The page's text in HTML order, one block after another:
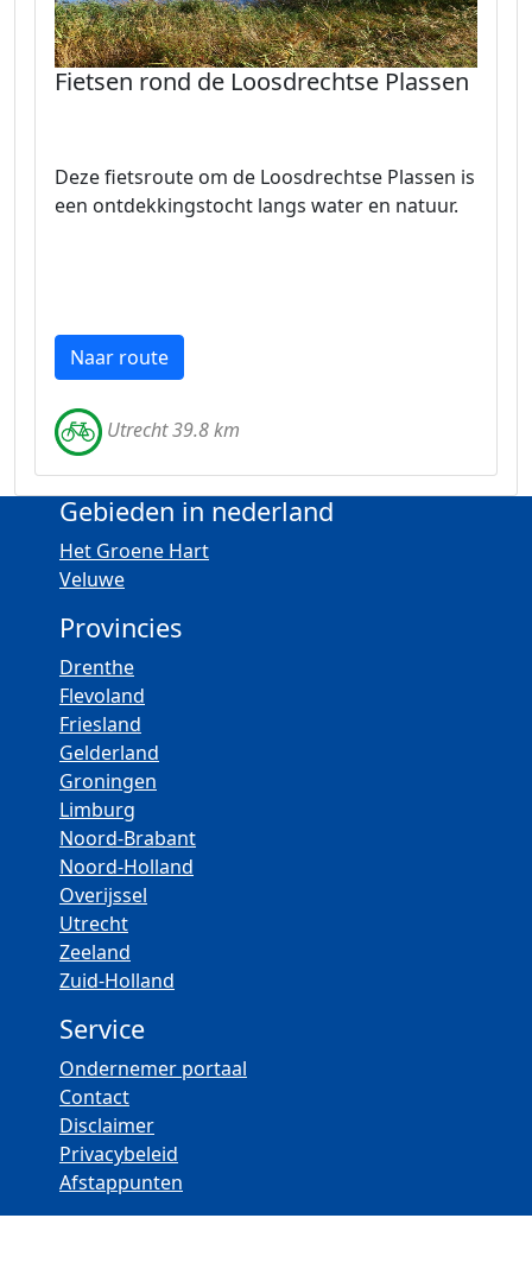
Fietsen rond de Loosdrechtse Plassen
Deze fietsroute om de Loosdrechtse Plassen is
een ontdekkingstocht langs water en natuur.
Naar route
Utrecht 39.8 km
Gebieden in nederland
Het Groene Hart
Veluwe
Provincies
Drenthe
Flevoland
Friesland
Gelderland
Groningen
Limburg
Noord-Brabant
Noord-Holland
Overijssel
Utrecht
Zeeland
Zuid-Holland
Service
Ondernemer portaal
Contact
Disclaimer
Privacybeleid
Afstappunten